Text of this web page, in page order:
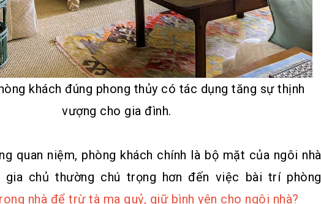
khách đúng phong thủy có tác dụng tăng sự thịnh
vượng cho gia đình.
quan niệm, phòng khách chính là bộ mặt của ngôi nhà
gia chủ thường chú trọng hơn đến việc bài trí phòng
nhà để trừ tà ma quỷ, giữ bình yên cho ngôi nhà?